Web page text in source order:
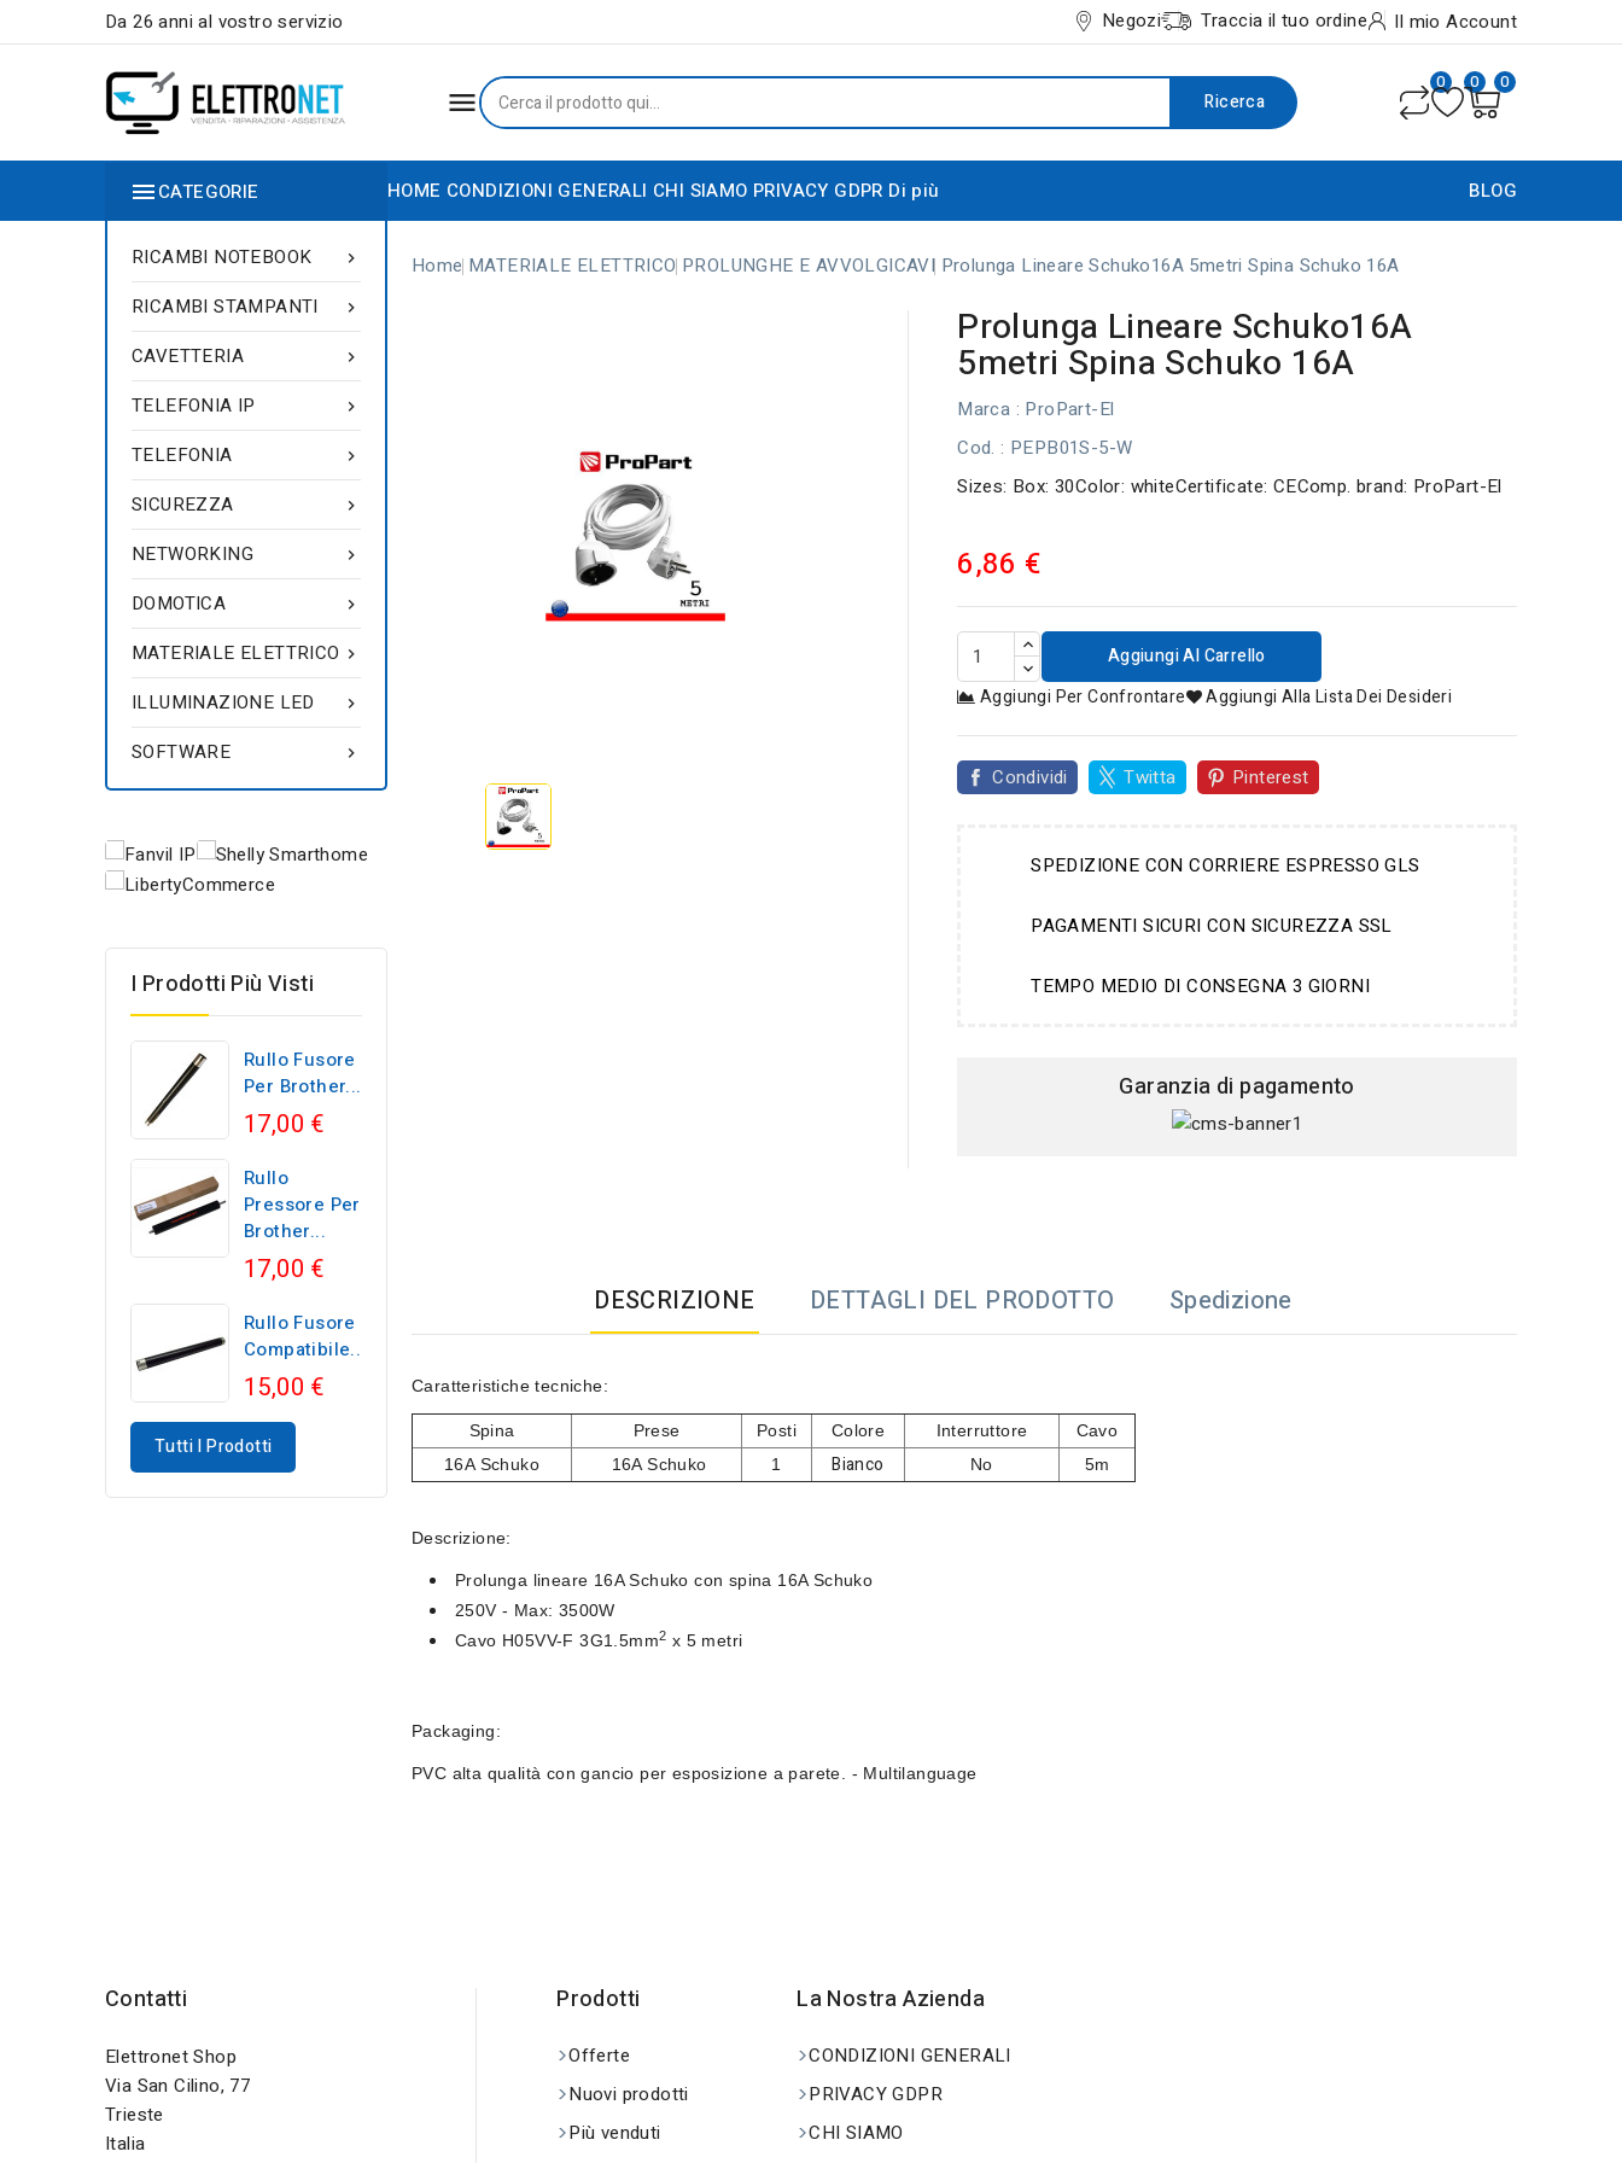
Da 26 anni al vostro servizio Negozi Traccia il tuo ordine Il mio Account
 Ricerca
0 0 0
HOME CONDIZIONI GENERALI CHI SIAMO PRIVACY GDPR Di più BLOG
CATEGORIE

RICAMBI NOTEBOOK

RICAMBI STAMPANTI

CAVETTERIA

TELEFONIA IP

TELEFONIA

SICUREZZA

NETWORKING

DOMOTICA

MATERIALE ELETTRICO

ILLUMINAZIONE LED

SOFTWARE
I Prodotti Più Visti
Rullo Fusore
Per Brother...
17,00 €
Rullo
Pressore Per
Brother...
17,00 €
Rullo Fusore
Compatibile...
15,00 €
Tutti I Prodotti
Home MATERIALE ELETTRICO PROLUNGHE E AVVOLGICAVI Prolunga Lineare Schuko16A 5metri Spina Schuko 16A
Prolunga Lineare Schuko16A
5metri Spina Schuko 16A
Marca : ProPart-El
Cod. : PEPB01S-5-W
Sizes: Box: 30Color: whiteCertificate: CEComp. brand: ProPart-El
6,86 €
Aggiungi Al Carrello
Aggiungi Per Confrontare
Aggiungi Alla Lista Dei Desideri
Condividi Twitta Pinterest
SPEDIZIONE CON CORRIERE ESPRESSO GLS
PAGAMENTI SICURI CON SICUREZZA SSL
TEMPO MEDIO DI CONSEGNA 3 GIORNI
Garanzia di pagamento
DESCRIZIONE DETTAGLI DEL PRODOTTO Spedizione
Caratteristiche tecniche:
Spina Prese Posti Colore Interruttore
Cavo
16A Schuko
16A Schuko 1 Bianco No 5m
Descrizione:
Prolunga lineare 16A Schuko con spina 16A Schuko
250V - Max: 3500W
Cavo H05VV-F 3G1.5mm2 x 5 metri
Packaging:
PVC alta qualità con gancio per esposizione a parete. - Multilanguage
Contatti
Elettronet Shop
Via San Cilino, 77
Trieste
Italia
Prodotti
Offerte
Nuovi prodotti
Più venduti
La Nostra Azienda
CONDIZIONI GENERALI
PRIVACY GDPR
CHI SIAMO